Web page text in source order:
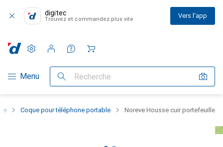
digitec
Trouvez et commandez plus vite Vers l'app
Navigation par catégorie
Menu Recherche
Paramètres
Compte client
Listes de comparaison
Listes d'envies
Panier
Coque pour téléphone portable Noreve Housse cuir portefeuille